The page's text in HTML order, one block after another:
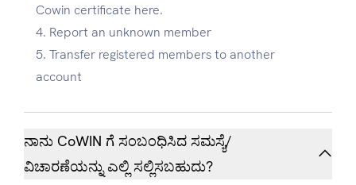
Cowin certificate here.
Report an unknown member
Transfer registered members to another
account
ನಾನು CoWIN ಗೆ ಸಂಬಂಧಿಸಿದ ಸಮಸ್ಯೆ/
ವಿಚಾರಣೆಯನ್ನು ಎಲ್ಲಿ ಸಲ್ಲಿಸಬಹುದು?